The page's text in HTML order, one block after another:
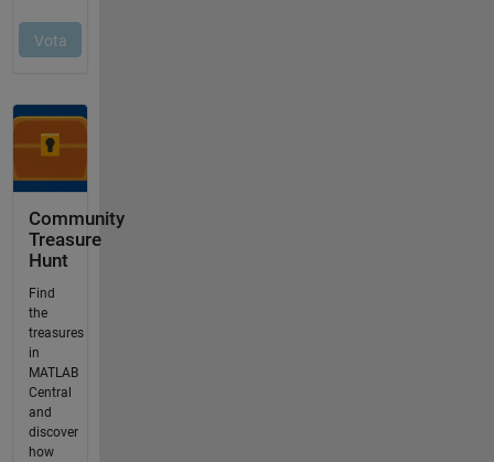
Community
Treasure
Hunt
Find
the
treasures
in
MATLAB
Central
and
discover
how